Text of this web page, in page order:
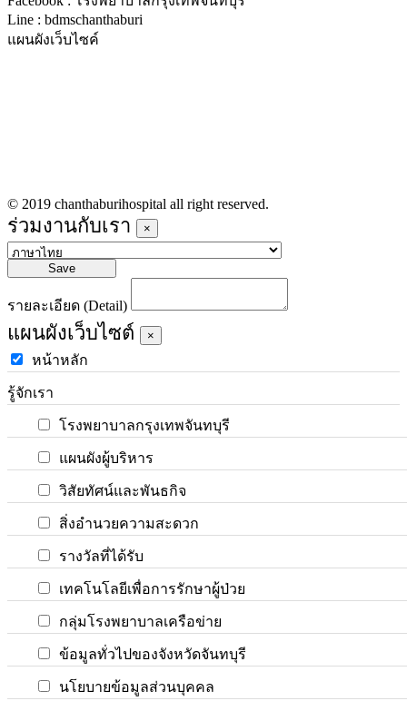
Line : bdmschanthaburi
แผนผังเว็บไซค์
© 2019 chanthaburihospital all right reserved.
ร่วมงานกับเรา ×
Save
รายละเอียด (Detail)
แผนผังเว็บไซต์ ×
หน้าหลัก
รู้จักเรา
โรงพยาบาลกรุงเทพจันทบุรี
แผนผังผู้บริหาร
วิสัยทัศน์และพันธกิจ
สิ่งอำนวยความสะดวก
รางวัลที่ได้รับ
เทคโนโลยีเพื่อการรักษาผู้ป่วย
กลุ่มโรงพยาบาลเครือข่าย
ข้อมูลทั่วไปของจังหวัดจันทบุรี
นโยบายข้อมูลส่วนบุคคล